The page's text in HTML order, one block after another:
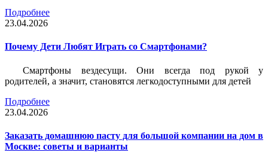
Подробнее
23.04.2026
Почему Дети Любят Играть со Смартфонами?
Смартфоны вездесущи. Они всегда под рукой у
родителей, а значит, становятся легкодоступными для детей
Подробнее
23.04.2026
Заказать домашнюю пасту для большой компании на дом в
Москве: советы и варианты